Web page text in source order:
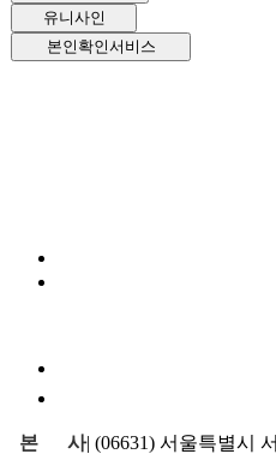
유니사인
본인확인서비스
본 사| (06631) 서울특별시